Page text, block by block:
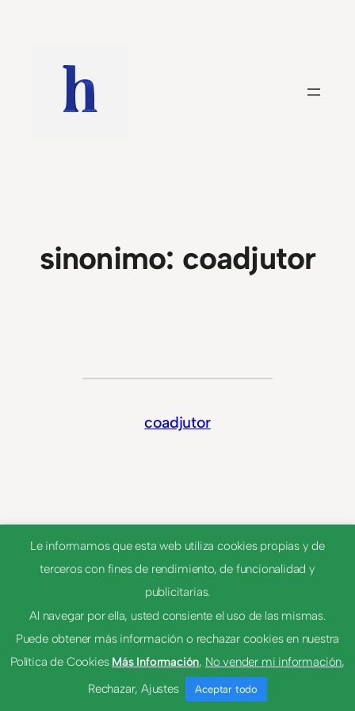
contenido
sinonimo: coadjutor
coadjutor
© 2023 Tema por Anders Norén
Le informamos que esta web utiliza cookies propias y de
terceros con fines de rendimiento, de funcionalidad y
publicitarias.
Al navegar por ella, usted consiente el uso de las mismas.
Puede obtener más información o rechazar cookies en nuestra
Política de Cookies Más Información, No vender mi información,
Rechazar, Ajustes Aceptar todo